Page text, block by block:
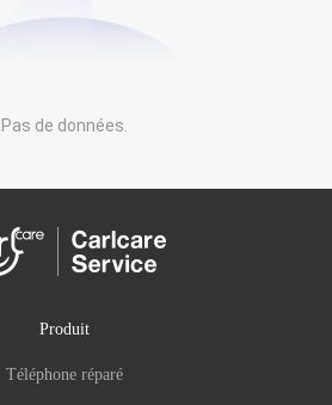
Pas de données.
Produit
Téléphone réparé